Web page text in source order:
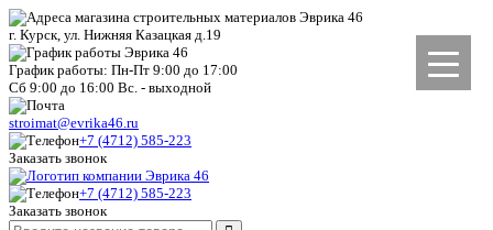
г. Курск, ул. Нижняя Казацкая д.19
График работы: Пн-Пт 9:00 до 17:00
Сб 9:00 до 16:00 Вс. - выходной
stroimat@evrika46.ru
+7 (4712) 585-223
Заказать звонок
+7 (4712) 585-223
Заказать звонок